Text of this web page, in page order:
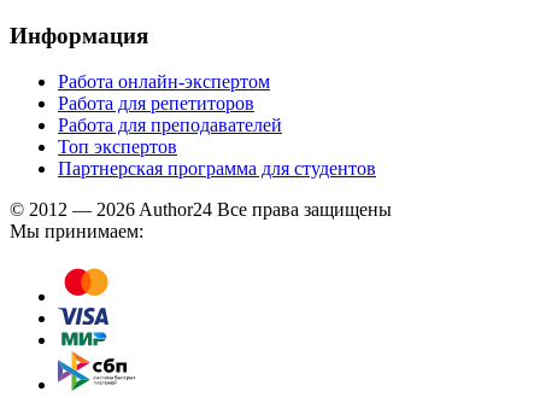
Информация
Работа онлайн-экспертом
Работа для репетиторов
Работа для преподавателей
Топ экспертов
Партнерская программа для студентов
© 2012 — 2026 Author24 Все права защищены
Мы принимаем: